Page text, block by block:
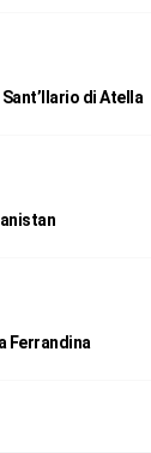
di Atella
Ferrandina